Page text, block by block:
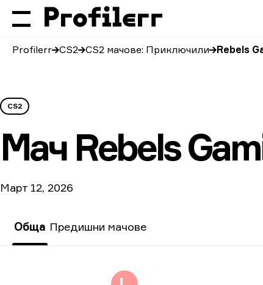
Profilerr CS2 CS2 мачове: Приключили Rebels
CS2
Мач Rebels
Март 12, 2026
Обща Предишни мачове